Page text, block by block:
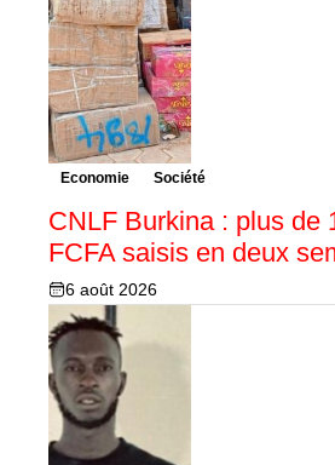
Economie Société
CNLF Burkina : plus de
FCFA saisis en deux
6 août 2026